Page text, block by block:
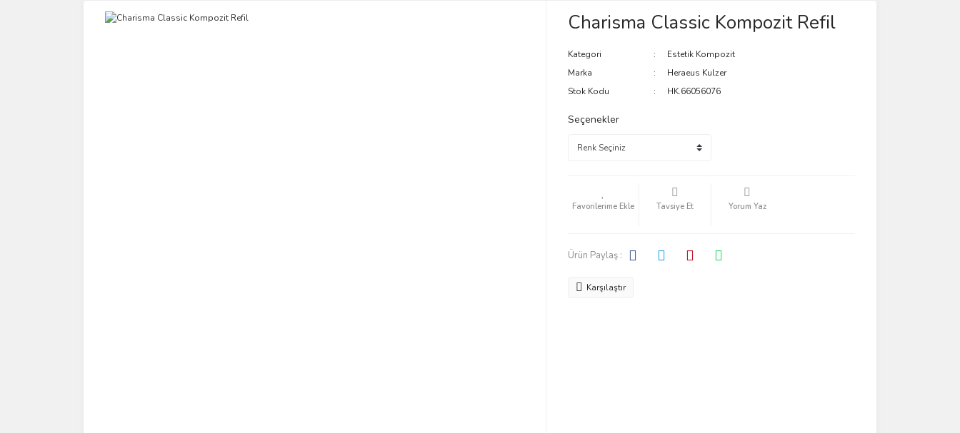
Charisma Classic Kompozit Refil
Kategori
Estetik Kompozit
Marka
Heraeus Kulzer
Stok Kodu
HK.66056076
Seçenekler
Tavsiye Et Yorum Yaz
Ürün Paylaş :
Karşılaştır